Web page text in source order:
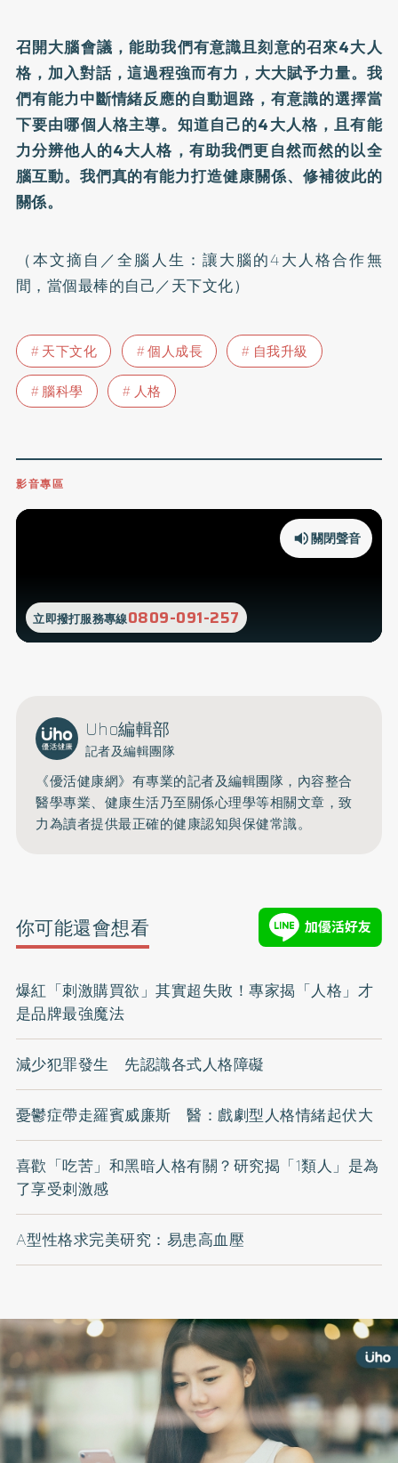
召開大腦會議，能助我們有意識且刻意的召來4大人
格，加入對話，這過程強而有力，大大賦予力量。我
們有能力中斷情緒反應的自動迴路，有意識的選擇當
下要由哪個人格主導。知道自己的4大人格，且有能
力分辨他人的4大人格，有助我們更自然而然的以全
腦互動。我們真的有能力打造健康關係、修補彼此的
關係。
（本文摘自／全腦人生：讓大腦的4大人格合作無
間，當個最棒的自己／天下文化）
天下文化 個人成長
自我升級
腦科學
人格
影音專區
立即撥打服務專線0809-091-257
關閉聲音
Uho編輯部
記者及編輯團隊
《優活健康網》有專業的記者及編輯團隊，內容整合
醫學專業、健康生活乃至關係心理學等相關文章，致
力為讀者提供最正確的健康認知與保健常識。
你可能還會想看
爆紅「刺激購買欲」其實超失敗！專家揭「人格」才
是品牌最強魔法
減少犯罪發生 先認識各式人格障礙
憂鬱症帶走羅賓威廉斯 醫：戲劇型人格情緒起伏大
喜歡「吃苦」和黑暗人格有關？研究揭「1類人」是為
了享受刺激感
A型性格求完美研究：易患高血壓